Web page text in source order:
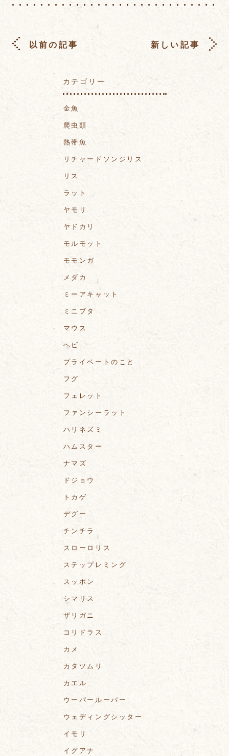
以前の記事 新しい記事
カテゴリー
金魚
爬虫類
熱帯魚
リチャードソンジリス
リス
ラット
ヤモリ
ヤドカリ
モルモット
モモンガ
メダカ
ミーアキャット
ミニブタ
マウス
ヘビ
プライベートのこと
フグ
フェレット
ファンシーラット
ハリネズミ
ハムスター
ナマズ
ドジョウ
トカゲ
デグー
チンチラ
スローロリス
ステップレミング
スッポン
シマリス
ザリガニ
コリドラス
カメ
カタツムリ
カエル
ウーパールーパー
ウェディングシッター
イモリ
イグアナ